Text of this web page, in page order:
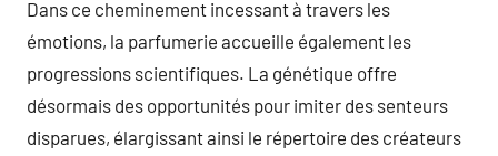
Dans ce cheminement incessant à travers les
émotions, la parfumerie accueille également les
progressions scientifiques. La génétique offre
désormais des opportunités pour imiter des senteurs
disparues, élargissant ainsi le répertoire des créateurs